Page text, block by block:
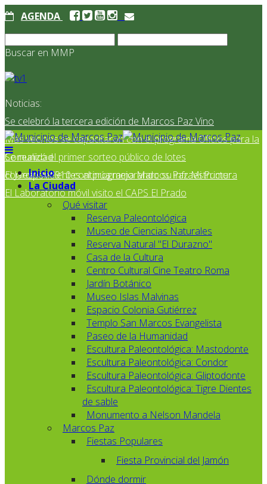
AGENDA
Buscar en MMP
Noticias:
Se celebró la tercera edición de Marcos Paz Vino
Más vecinos se capacitaron con el programa Oficios para la
Comunidad
Se realizó el primer sorteo público de lotes
correspondientes al programa Marcos Paz Mi Primer
El Jardín N° 910 continúa mejorando su infraestructura
El Laboratorio móvil visito el CAPS El Prado
Inicio
La Ciudad
Qué visitar
Reserva Paleontológica
Museo de Ciencias Naturales
Reserva Natural "El Durazno"
Casa de la Cultura
Centro Cultural Cine Teatro Roma
Jardín Botánico
Museo Islas Malvinas
Espacio Colonia Gutiérrez
Templo San Marcos Evangelista
Paseo de la Humanidad
Escultura Paleontológica: Mastodonte
Escultura Paleontológica: Condor
Escultura Paleontológica: Gliptodonte
Escultura Paleontológica: Tigre Dientes
de sable
Monumento a Nelson Mandela
Marcos Paz
Fiestas Populares
Fiesta Provincial del Jamón
Dónde dormir